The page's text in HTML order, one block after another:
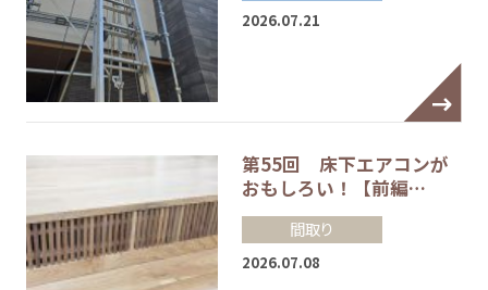
2026.07.21
第55回 床下エアコンが
おもしろい！【前編…
間取り
2026.07.08